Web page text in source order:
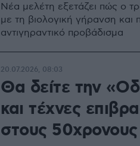
Νέα μελέτη εξετάζει πώς ο
με τη βιολογική γήρανση και
αντιγηραντικό προβάδισμα
Θα δείτε την
και τέχνες
στους 50χρονους
20.07.2026, 08:03